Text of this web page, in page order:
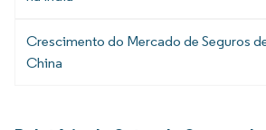
Crescimento do Mercado de Seguros
China